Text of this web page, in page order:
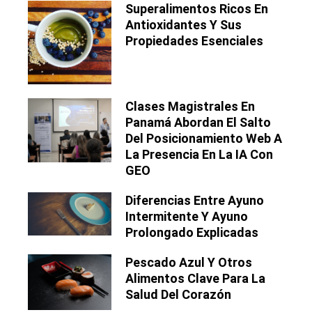
Superalimentos Ricos En
Antioxidantes Y Sus
Propiedades Esenciales
Clases Magistrales En
Panamá Abordan El Salto
Del Posicionamiento Web A
La Presencia En La IA Con
GEO
Diferencias Entre Ayuno
Intermitente Y Ayuno
Prolongado Explicadas
Pescado Azul Y Otros
Alimentos Clave Para La
Salud Del Corazón